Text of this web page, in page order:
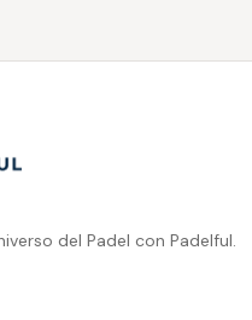
del Padel con Padelful.